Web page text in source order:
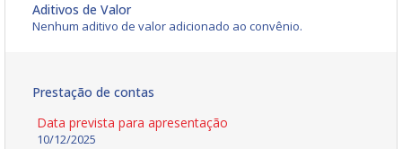
Aditivos de Valor
Nenhum aditivo de valor adicionado ao convênio.
Prestação de contas
Data prevista para apresentação
10/12/2025